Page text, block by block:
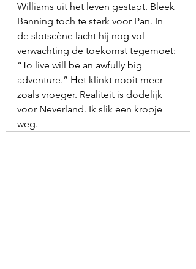
Williams uit het leven gestapt. Bleek
Banning toch te sterk voor Pan. In
de slotscène lacht hij nog vol
verwachting de toekomst tegemoet:
“To live will be an awfully big
adventure.” Het klinkt nooit meer
zoals vroeger. Realiteit is dodelijk
voor Neverland. Ik slik een kropje
weg.